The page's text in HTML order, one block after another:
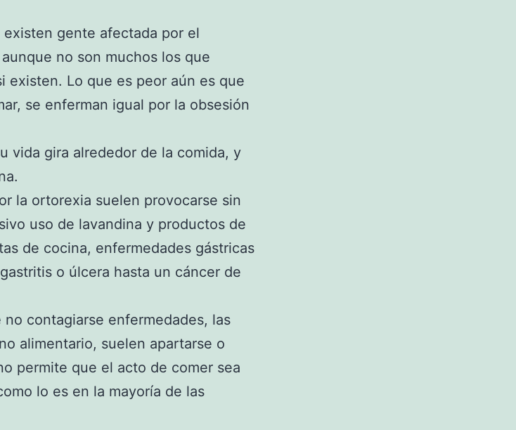
gente afectada por el
no son muchos los que
existen. Lo que es peor aún es que
se enferman igual por la obsesión
vida gira alrededor de la comida, y
la ortorexia suelen provocarse sin
uso de lavandina y productos de
de cocina, enfermedades gástricas
o úlcera hasta un cáncer de
contagiarse enfermedades, las
alimentario, suelen apartarse o
permite que el acto de comer sea
lo es en la mayoría de las